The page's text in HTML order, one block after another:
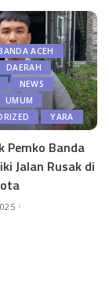
ACEH
DAERAH
NEWS
UMUM
YARA
Pemko Banda
Jalan Rusak di